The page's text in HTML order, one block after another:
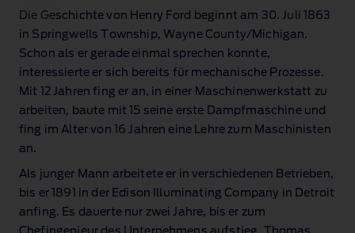
Die Geschichte von Henry Ford beginnt am 30. Juli 1863
in Springwells Township, Wayne County/Michigan.
Schon als er gerade einmal sprechen konnte,
interessierte er sich bereits für mechanische Prozesse.
Mit 12 Jahren fing er an, in einer Maschinenwerkstatt zu
arbeiten, baute mit 15 seine erste Dampfmaschine und
fing im Alter von 16 Jahren eine Lehre zum Maschinisten
an.
Als junger Mann arbeitete er in verschiedenen Betrieben,
bis er 1891 in der Edison Illuminating Company in Detroit
anfing. Es dauerte nur zwei Jahre, bis er zum